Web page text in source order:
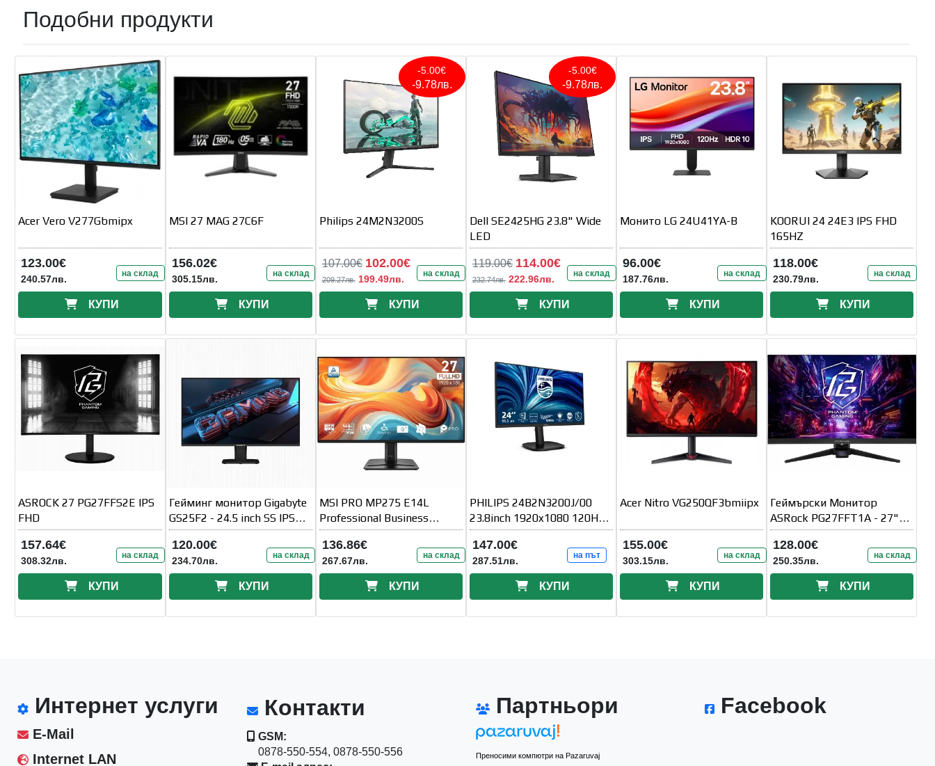
Подобни продукти
Acer Vero V277Gbmipx
123.00€
240.57лв. на склад
КУПИ
MSI 27 MAG 27C6F
156.02€
305.15лв. на склад
КУПИ
-5.00€
-9.78лв.
Philips 24M2N3200S
107.00€ 102.00€
209.27лв. 199.49лв. на склад
КУПИ
-5.00€
-9.78лв.
Dell SE2425HG 23.8" Wide
LED
119.00€ 114.00€
232.74лв. 222.96лв. на склад
КУПИ
Монито LG 24U41YA-B
96.00€
187.76лв. на склад
КУПИ
KOORUI 24 24E3 IPS FHD
165HZ
118.00€
230.79лв. на склад
КУПИ
ASROCK 27 PG27FFS2E IPS
FHD
157.64€
308.32лв. на склад
КУПИ
Гейминг монитор Gigabyte
GS25F2 - 24.5 inch SS IPS
FHD (1920x1080)
120.00€
234.70лв. на склад
КУПИ
MSI PRO MP275 E14L
Professional Business
Monitor
136.86€
267.67лв. на склад
КУПИ
PHILIPS 24B2N3200J/00
23.8inch 1920x1080 120Hz
IPS Flat H/A
147.00€
287.51лв. на път
КУПИ
Acer Nitro VG250QF3bmiipx
155.00€
303.15лв. на склад
КУПИ
Геймърски Монитор
ASRock PG27FFT1A - 27"
inch IPS FHD(1920x1080)
128.00€
250.35лв. на склад
КУПИ
Интернет услуги
E-Mail
Internet LAN
Контакти
GSM:
0878-550-554, 0878-550-556
Партньори
Преносими компютри на Pazaruvaj
Facebook